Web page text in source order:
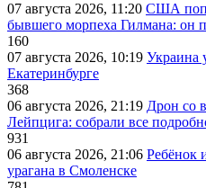
07 августа 2026, 11:20 США
бывшего морпеха Гилмана: он
160
07 августа 2026, 10:19 Украина
Екатеринбурге
368
06 августа 2026, 21:19 Дрон со
Лейпцига: собрали все
931
06 августа 2026, 21:06 Ребёнок
урагана в Смоленске